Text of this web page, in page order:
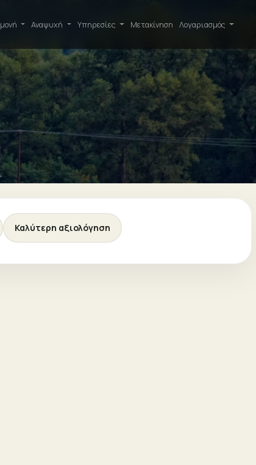
Αναψυχή Υπηρεσίες Μετακίνηση Λογαριασμός
Καλύτερη αξιολόγηση